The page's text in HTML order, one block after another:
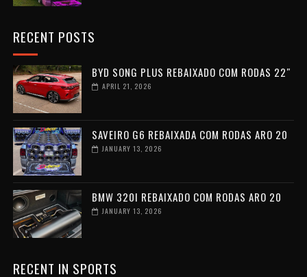
RECENT POSTS
BYD SONG PLUS REBAIXADO COM RODAS 22″
APRIL 21, 2026
SAVEIRO G6 REBAIXADA COM RODAS ARO 20
JANUARY 13, 2026
BMW 320I REBAIXADO COM RODAS ARO 20
JANUARY 13, 2026
RECENT IN SPORTS